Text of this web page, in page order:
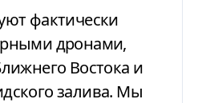
фактически
дронами,
Востока и
залива. Мы